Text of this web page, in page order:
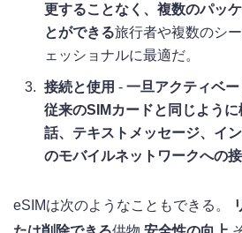
更することなく、複数のパッ
とができる旅行者や複数のシ
ェッショナルに最適だ。
接続と使用 - 一旦アクティベ
従来のSIMカードと同じように
話、テキストメッセージ、イ
のモバイルネットワークへの
eSIMは次のようなこともできる。